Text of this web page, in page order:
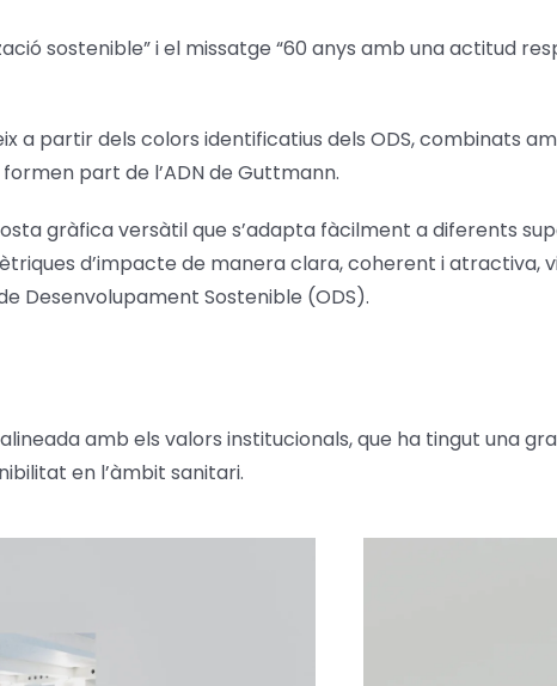
sostenible” i el missatge “60 anys amb una actitud
a partir dels colors identificatius dels ODS, combinats
part de l’ADN de Guttmann.
gràfica versàtil que s’adapta fàcilment a diferents
d’impacte de manera clara, coherent i atractiva,
Desenvolupament Sostenible (ODS).
amb els valors institucionals, que ha tingut una
en l’àmbit sanitari.